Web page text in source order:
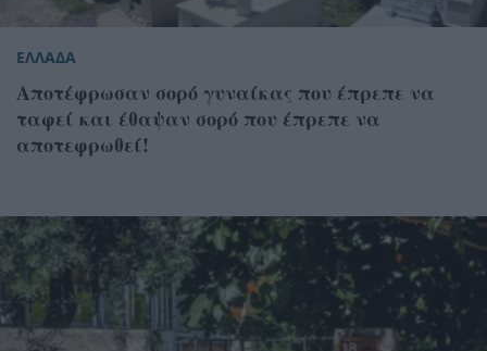
ΕΛΛΑΔΑ
Αποτέφρωσαν σορό γυναίκας που έπρεπε να
ταφεί και έθαψαν σορό που έπρεπε να
αποτεφρωθεί!